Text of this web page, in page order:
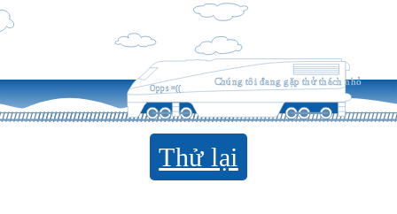
Opps =((
Chúng tôi đang gặp thử thách nhỏ
Thử lại